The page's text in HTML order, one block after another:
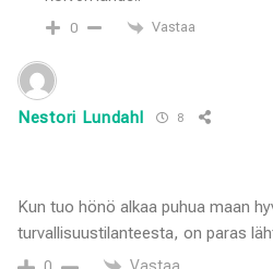
0 Vastaa
Nestori Lundahl 8
Kun tuo hönö alkaa puhua maan
turvallisuustilanteesta, on paras